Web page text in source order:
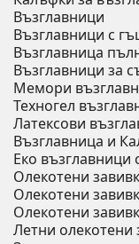
Възглавници
Възглавници с
Възглавница
Възглавници за
Мемори
Техногел
Латексови
Възглавница и
Еко
Олекотени
Олекотени
Олекотени
Летни олекотени